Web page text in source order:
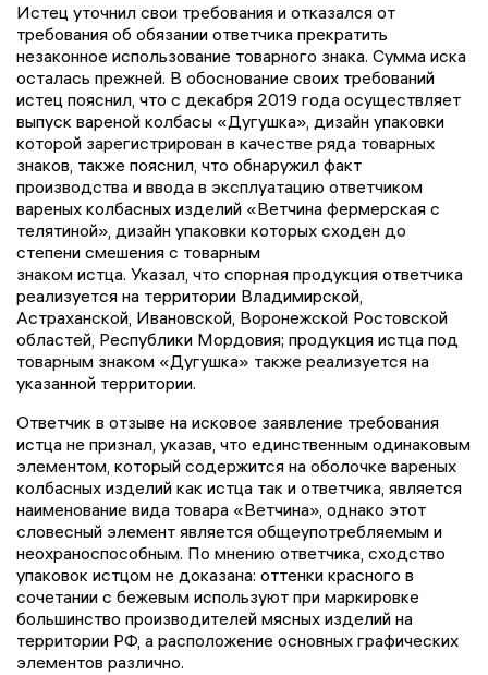
Истец уточнил свои требования и отказался от
требования об обязании ответчика прекратить
незаконное использование товарного знака. Сумма иска
осталась прежней. В обоснование своих требований
истец пояснил, что с декабря 2019 года осуществляет
выпуск вареной колбасы «Дугушка», дизайн упаковки
которой зарегистрирован в качестве ряда товарных
знаков, также пояснил, что обнаружил факт
производства и ввода в эксплуатацию ответчиком
вареных колбасных изделий «Ветчина фермерская с
телятиной», дизайн упаковки которых сходен до
степени смешения с товарным
знаком истца. Указал, что спорная продукция ответчика
реализуется на территории Владимирской,
Астраханской, Ивановской, Воронежской Ростовской
областей, Республики Мордовия; продукция истца под
товарным знаком «Дугушка» также реализуется на
указанной территории.
Ответчик в отзыве на исковое заявление требования
истца не признал, указав, что единственным одинаковым
элементом, который содержится на оболочке вареных
колбасных изделий как истца так и ответчика, является
наименование вида товара «Ветчина», однако этот
словесный элемент является общеупотребляемым и
неохраноспособным. По мнению ответчика, сходство
упаковок истцом не доказана: оттенки красного в
сочетании с бежевым используют при маркировке
большинство производителей мясных изделий на
территории РФ, а расположение основных графических
элементов различно.